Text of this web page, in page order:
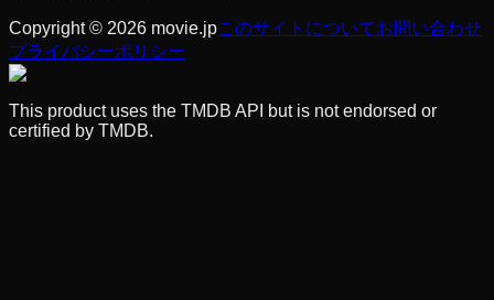
Copyright © 2026 movie.jpこのサイトについてお問い合わせ
プライバシーポリシー
This product uses the TMDB API but is not endorsed or
certified by TMDB.